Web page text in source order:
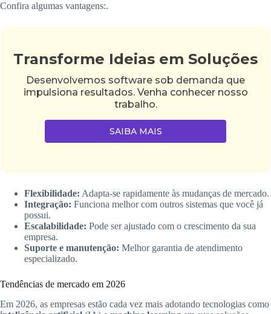
Confira algumas vantagens:.
Transforme Ideias em Soluções
Desenvolvemos software sob demanda que
impulsiona resultados. Venha conhecer nosso
trabalho.
SAIBA MAIS
Flexibilidade: Adapta-se rapidamente às mudanças de mercado.
Integração: Funciona melhor com outros sistemas que você já
possui.
Escalabilidade: Pode ser ajustado com o crescimento da sua
empresa.
Suporte e manutenção: Melhor garantia de atendimento
especializado.
Tendências de mercado em 2026
Em 2026, as empresas estão cada vez mais adotando tecnologias como